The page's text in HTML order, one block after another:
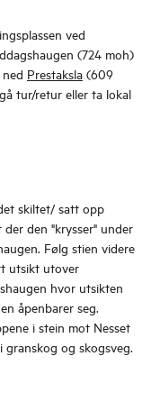
ved
(724 moh)
Prestaksla (609
tur/retur eller ta lokal
skiltet/ satt opp
den "krysser" under
Følg stien videre
utsikt utover
hvor utsikten
åpenbarer seg.
i stein mot Nesset
og skogsveg.